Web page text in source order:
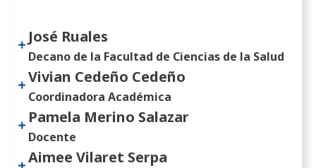
José Ruales
Decano de la Facultad de Ciencias de la Salud
Vivian Cedeño Cedeño
Coordinadora Académica
Pamela Merino Salazar
Docente
Aimee Vilaret Serpa